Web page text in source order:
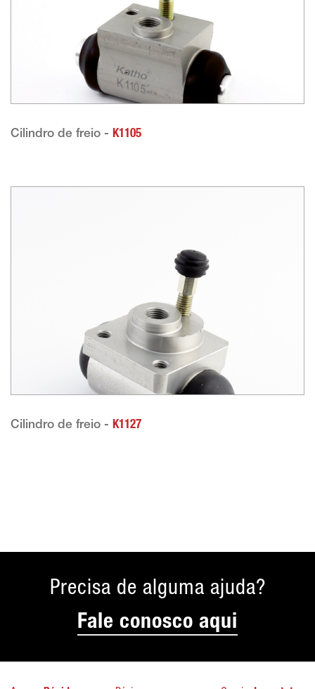
Cilindro de freio - K1105
Cilindro de freio - K1127
Precisa de alguma ajuda?
Fale conosco aqui